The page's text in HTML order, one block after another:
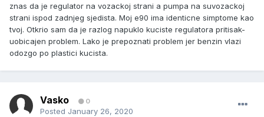
znas da je regulator na vozackoj strani a pumpa na suvozackoj
strani ispod zadnjeg sjedista. Moj e90 ima identicne simptome kao
tvoj. Otkrio sam da je razlog napuklo kuciste regulatora pritisak-
uobicajen problem. Lako je prepoznati problem jer benzin vlazi
odozgo po plastici kucista.
Vasko 0
Posted January 26, 2020